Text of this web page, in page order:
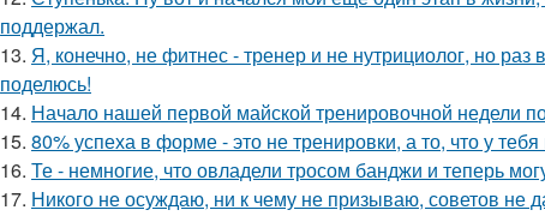
поддержал.
13. Я, конечно, не фитнес - тренер и не нутрициолог, но
поделюсь!
14. Начало нашей первой майской тренировочной недели
15. 80% успеха в форме - это не тренировки, а то, что у тебя
16. Те - немногие, что овладели тросом банджи и теперь
17. Никого не осуждаю, ни к чему не призываю, советов не